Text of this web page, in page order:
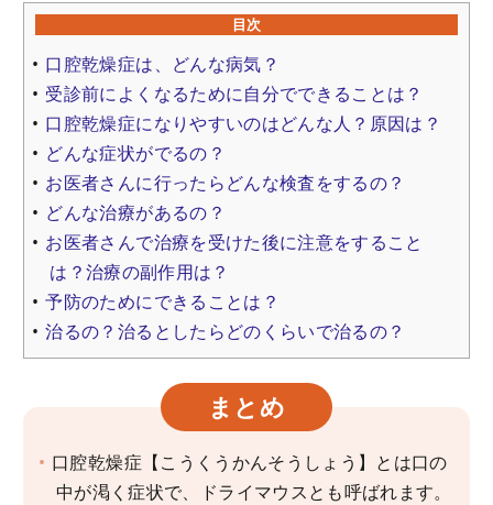
目次
口腔乾燥症は、どんな病気？
受診前によくなるために自分でできることは？
口腔乾燥症になりやすいのはどんな人？原因は？
どんな症状がでるの？
お医者さんに行ったらどんな検査をするの？
どんな治療があるの？
お医者さんで治療を受けた後に注意をすること
は？治療の副作用は？
予防のためにできることは？
治るの？治るとしたらどのくらいで治るの？
まとめ
口腔乾燥症【こうくうかんそうしょう】とは口の
中が渇く症状で、ドライマウスとも呼ばれます。